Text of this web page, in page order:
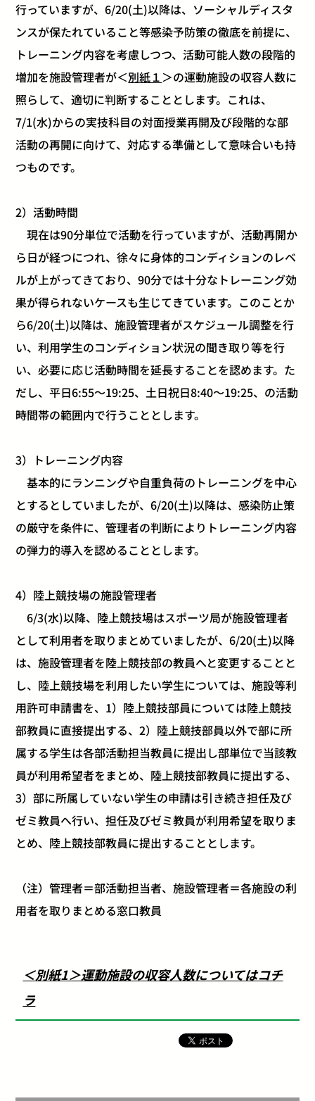
行っていますが、6/20(土)以降は、ソーシャルディスタ
ンスが保たれていること等感染予防策の徹底を前提に、
トレーニング内容を考慮しつつ、活動可能人数の段階的
増加を施設管理者が＜別紙１ ＞の運動施設の収容人数に
照らして、適切に判断することとします。これは、
7/1(水)からの実技科目の対面授業再開及び段階的な部
活動の再開に向けて、対応する準備として意味合いも持
つものです。
2）活動時間
現在は90分単位で活動を行っていますが、活動再開か
ら日が経つにつれ、徐々に身体的コンディションのレベ
ルが上がってきており、90分では十分なトレーニング効
果が得られないケースも生じてきています。このことか
ら6/20(土)以降は、施設管理者がスケジュール調整を行
い、利用学生のコンディション状況の聞き取り等を行
い、必要に応じ活動時間を延長することを認めます。た
だし、平日6:55～19:25、土日祝日8:40～19:25、の活動
時間帯の範囲内で行うこととします。
3）トレーニング内容
基本的にランニングや自重負荷のトレーニングを中心
とするとしていましたが、6/20(土)以降は、感染防止策
の厳守を条件に、管理者の判断によりトレーニング内容
の弾力的導入を認めることとします。
4）陸上競技場の施設管理者
6/3(水)以降、陸上競技場はスポーツ局が施設管理者
として利用者を取りまとめていましたが、6/20(土)以降
は、施設管理者を陸上競技部の教員へと変更することと
し、陸上競技場を利用したい学生については、施設等利
用許可申請書を、1）陸上競技部員については陸上競技
部教員に直接提出する、2）陸上競技部員以外で部に所
属する学生は各部活動担当教員に提出し部単位で当該教
員が利用希望者をまとめ、陸上競技部教員に提出する、
3）部に所属していない学生の申請は引き続き担任及び
ゼミ教員へ行い、担任及びゼミ教員が利用希望を取りま
とめ、陸上競技部教員に提出することとします。
（注）管理者＝部活動担当者、施設管理者＝各施設の利
用者を取りまとめる窓口教員
＜別紙1＞運動施設の収容人数についてはコチ
ラ